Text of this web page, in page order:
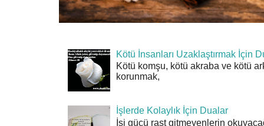
Kötü İnsanları Uzaklaştırmak İçin
Kötü komşu, kötü akraba ve kötü
korunmak,
İşlerde Kolaylık İçin Dualar
İşi gücü rast gitmeyenlerin